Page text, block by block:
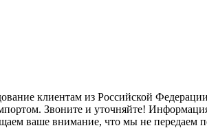
клиентам из Российской
Звоните и уточняйте!
ваше внимание, что мы не передаем